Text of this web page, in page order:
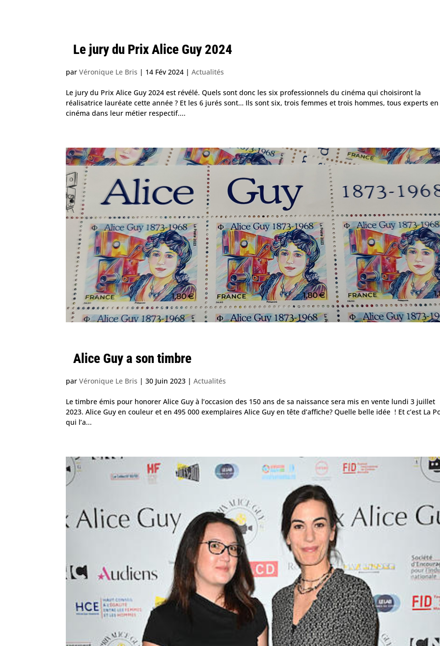
Le jury du Prix Alice Guy 2024
parVéronique Le Bris | 14 Fév 2024 |Actualités
Le jury du Prix Alice Guy 2024 est révélé. Quels sont donc les six professionnels du cinéma qui choisiront la
réalisatrice lauréate cette année ? Et les 6 jurés sont… Ils sont six, trois femmes et trois hommes, tous experts en
cinéma dans leur métier respectif....
Alice Guy a son timbre
parVéronique Le Bris |30 Juin 2023 |Actualités
Le timbre émis pour honorer Alice Guy à l’occasion des 150 ans de sa naissance sera mis en vente lundi 3 juillet
2023. Alice Guy en couleur et en 495 000 exemplaires Alice Guy en tête d’affiche? Quelle belle idée ! Et c’est La
qui l’a...